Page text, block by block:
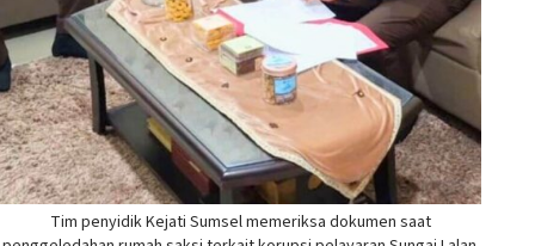
Tim penyidik Kejati Sumsel memeriksa dokumen saat